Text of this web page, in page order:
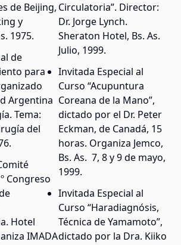
de Beijing,
y
1975.
de
para
Argentina
Tema:
del
Congreso
Hotel
IMADA
Circulatoria”. Director:
Dr. Jorge Lynch.
Sheraton Hotel, Bs. As.
Julio, 1999.
Invitada Especial al
Curso “Acupuntura
Coreana de la Mano”,
dictado por el Dr. Peter
Eckman, de Canadá, 15
horas. Organiza Jemco,
Bs. As. 7, 8 y 9 de mayo,
1999.
Invitada Especial al
Curso “Haradiagnósis,
Técnica de Yamamoto”,
dictado por la Dra. Kiiko